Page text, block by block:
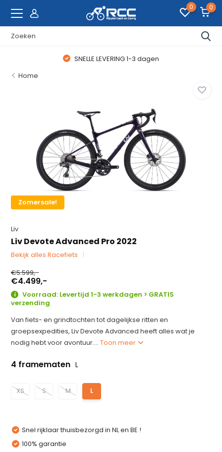
0 0
SNELLE LEVERING 1-3 dagen
Home
Zomersale!
Liv
Liv Devote Advanced Pro 2022
Bekijk alles Racefiets
€5.599,-
€4.499,-
Voorraad: Levertijd 1-3 werkdagen > GRATIS
verzending
Van fiets- en grindtochten tot dagelijkse ritten en
groepsexpedities, Liv Devote Advanced heeft alles wat je
nodig hebt voor avontuur....Toon meer
4 framematen L
XS S M L
Snel rijklaar thuisbezorgd in NL en BE !
100% garantie